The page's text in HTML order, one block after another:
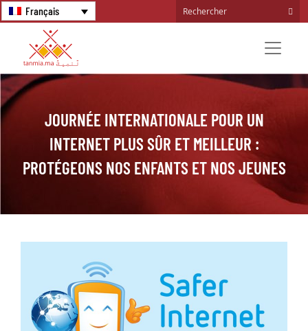
Français
JOURNÉE INTERNATIONALE POUR UN
INTERNET PLUS SÛR ET MEILLEUR :
PROTÉGEONS NOS ENFANTS ET NOS JEUNES